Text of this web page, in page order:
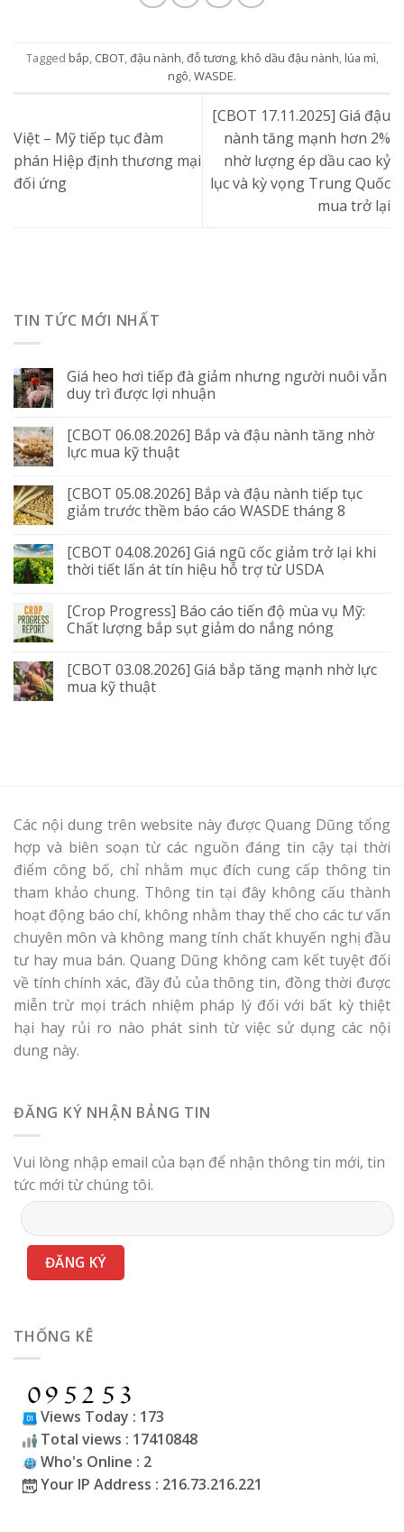
Tagged bắp, CBOT,đậu nành,đỗ tương, khô dầu đậu nành, lúa mì,
ngô,WASDE.
Việt – Mỹ tiếp tục đàm
phán Hiệp định thương mại
đối ứng
[CBOT 17.11.2025] Giá đậu
nành tăng mạnh hơn 2%
nhờ lượng ép dầu cao kỷ
lục và kỳ vọng Trung Quốc
mua trở lại
TIN TỨC MỚI NHẤT
Giá heo hơi tiếp đà giảm nhưng người nuôi vẫn
duy trì được lợi nhuận
[CBOT 06.08.2026] Bắp và đậu nành tăng nhờ
lực mua kỹ thuật
[CBOT 05.08.2026] Bắp và đậu nành tiếp tục
giảm trước thềm báo cáo WASDE tháng 8
[CBOT 04.08.2026] Giá ngũ cốc giảm trở lại khi
thời tiết lấn át tín hiệu hỗ trợ từ USDA
[Crop Progress] Báo cáo tiến độ mùa vụ Mỹ:
Chất lượng bắp sụt giảm do nắng nóng
[CBOT 03.08.2026] Giá bắp tăng mạnh nhờ lực
mua kỹ thuật
Các nội dung trên website này được Quang Dũng tổng
hợp và biên soạn từ các nguồn đáng tin cậy tại thời
điểm công bố, chỉ nhằm mục đích cung cấp thông tin
tham khảo chung. Thông tin tại đây không cấu thành
hoạt động báo chí, không nhằm thay thế cho các tư vấn
chuyên môn và không mang tính chất khuyến nghị đầu
tư hay mua bán. Quang Dũng không cam kết tuyệt đối
về tính chính xác, đầy đủ của thông tin, đồng thời được
miễn trừ mọi trách nhiệm pháp lý đối với bất kỳ thiệt
hại hay rủi ro nào phát sinh từ việc sử dụng các nội
dung này.
ĐĂNG KÝ NHẬN BẢNG TIN
Vui lòng nhập email của bạn để nhận thông tin mới, tin
tức mới từ chúng tôi.
THỐNG KÊ
Views Today : 173
Total views : 17410848
Who's Online : 2
Your IP Address : 216.73.216.221